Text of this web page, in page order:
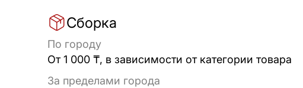
Сборка
По городу
От 1 000 ₸, в зависимости от категории товара
За пределами города